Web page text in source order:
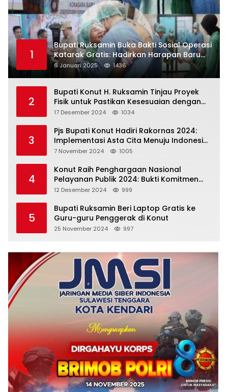
1
Bupati Ruksamin Buka Bakti Sosial Operasi
Katarak Gratis: Hadirkan Harapan Baru
bagi Masyarakat Konut
6 Januari 2025 1436
2
Bupati Konut H. Ruksamin Tinjau Proyek
Fisik untuk Pastikan Kesesuaian dengan
Perencanaan
17 Desember 2024 1034
3
Pjs Bupati Konut Hadiri Rakornas 2024:
Implementasi Asta Cita Menuju Indonesia
Emas
7 November 2024 1005
4
Konut Raih Penghargaan Nasional
Pelayanan Publik 2024: Bukti Komitmen
Menuju Pelayanan Prima
12 Desember 2024 999
5
Bupati Ruksamin Beri Laptop Gratis ke
Guru-guru Penggerak di Konut
25 November 2024 997